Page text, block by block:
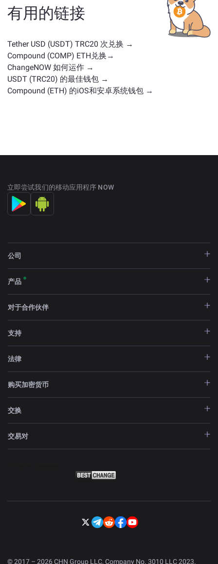
页面上所有可供兑换的资产。
有用的链接
Tether USD (USDT) TRC20 次兑换 →
Compound (COMP) ETH兑换→
ChangeNOW 如何运作 →
USDT (TRC20) 的最佳钱包 →
Compound (ETH) 的iOS和安卓系统钱包 →
立即尝试我们的移动应用程序 NOW
公司
产品
对于合作伙伴
支持
法律
购买加密货币
交换
交易对
© 2017 – 2026 CHN Group LLC, Company No. 3010 LLC 2023.